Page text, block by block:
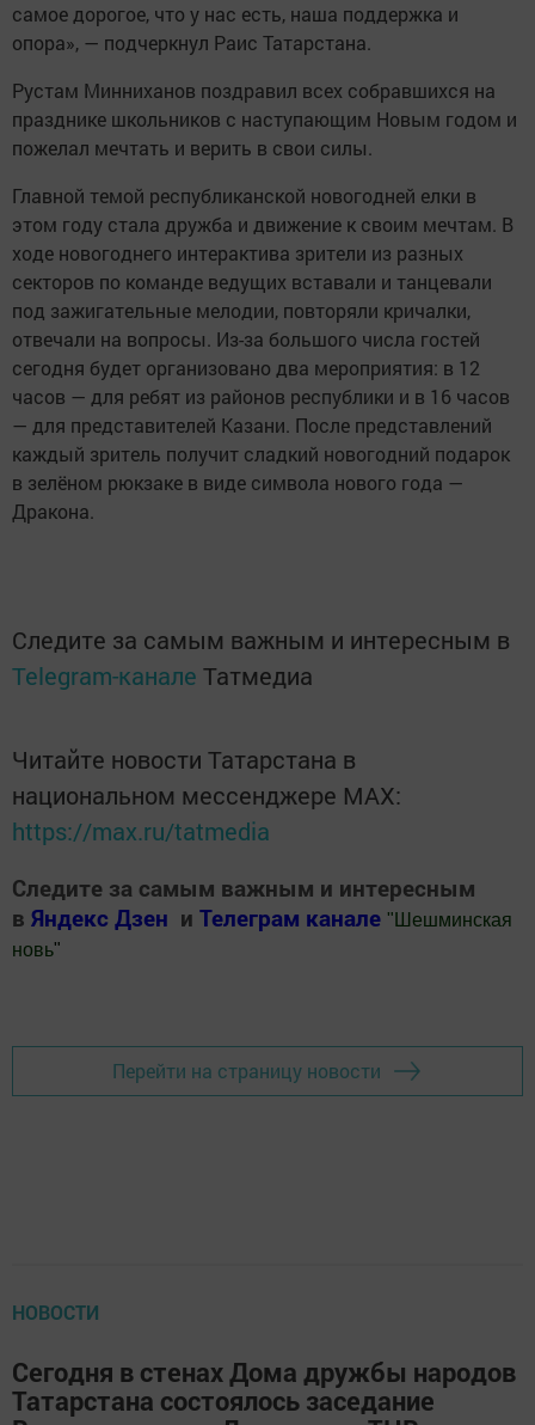
самое дорогое, что у нас есть, наша поддержка и
опора», — подчеркнул Раис Татарстана.
Рустам Минниханов поздравил всех собравшихся на
празднике школьников с наступающим Новым годом и
пожелал мечтать и верить в свои силы.
Главной темой республиканской новогодней елки в
этом году стала дружба и движение к своим мечтам. В
ходе новогоднего интерактива зрители из разных
секторов по команде ведущих вставали и танцевали
под зажигательные мелодии, повторяли кричалки,
отвечали на вопросы. Из-за большого числа гостей
сегодня будет организовано два мероприятия: в 12
часов — для ребят из районов республики и в 16 часов
— для представителей Казани. После представлений
каждый зритель получит сладкий новогодний подарок
в зелёном рюкзаке в виде символа нового года —
Дракона.
Следите за самым важным и интересным в
Telegram-канале Татмедиа
Читайте новости Татарстана в
национальном мессенджере MАХ:
https://max.ru/tatmedia
Следите за самым важным и интересным
в Яндекс Дзен и Телеграм канале " Шешминская
новь"
Перейти на страницу новости
НОВОСТИ
Сегодня в стенах Дома дружбы народов
Татарстана состоялось заседание